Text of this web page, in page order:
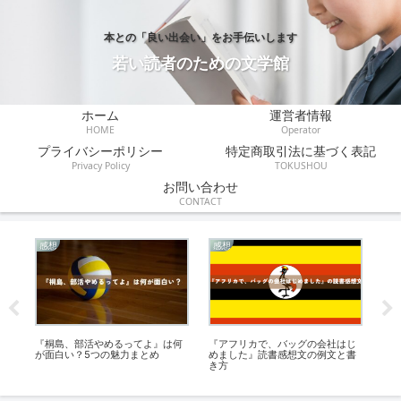
本との「良い出会い」をお手伝いします
若い読者のための文学館
ホーム
HOME
運営者情報
Operator
プライバシーポリシー
Privacy Policy
特定商取引法に基づく表記
TOKUSHOU
お問い合わせ
CONTACT
感想
『桐島、部活やめるってよ』は何
が面白い？5つの魅力まとめ
感想
『アフリカで、バッグの会社はじ
めました』読書感想文の例文と書
き方